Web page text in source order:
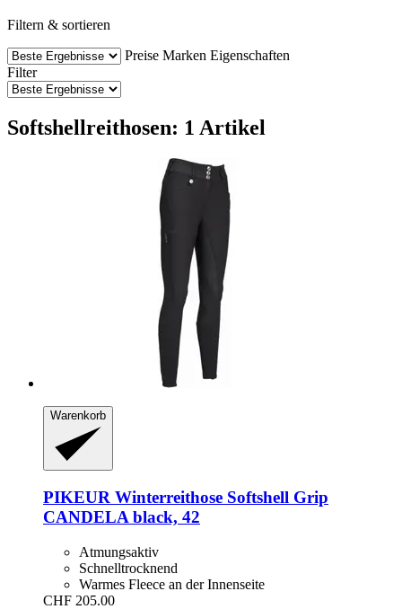
Filtern & sortieren
Preise Marken Eigenschaften
Filter
Softshellreithosen: 1 Artikel
Warenkorb
PIKEUR Winterreithose Softshell Grip
CANDELA black, 42
Atmungsaktiv
Schnelltrocknend
Warmes Fleece an der Innenseite
CHF 205.00